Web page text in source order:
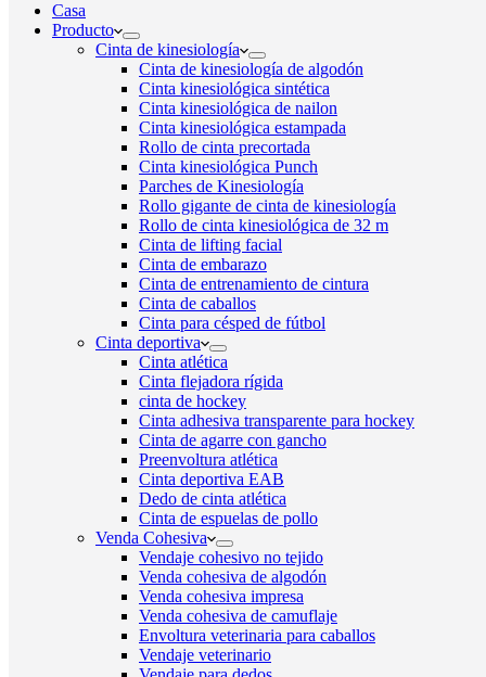
Casa
Producto
Cinta de kinesiología
Cinta de kinesiología de algodón
Cinta kinesiológica sintética
Cinta kinesiológica de nailon
Cinta kinesiológica estampada
Rollo de cinta precortada
Cinta kinesiológica Punch
Parches de Kinesiología
Rollo gigante de cinta de kinesiología
Rollo de cinta kinesiológica de 32 m
Cinta de lifting facial
Cinta de embarazo
Cinta de entrenamiento de cintura
Cinta de caballos
Cinta para césped de fútbol
Cinta deportiva
Cinta atlética
Cinta flejadora rígida
cinta de hockey
Cinta adhesiva transparente para hockey
Cinta de agarre con gancho
Preenvoltura atlética
Cinta deportiva EAB
Dedo de cinta atlética
Cinta de espuelas de pollo
Venda Cohesiva
Vendaje cohesivo no tejido
Venda cohesiva de algodón
Venda cohesiva impresa
Venda cohesiva de camuflaje
Envoltura veterinaria para caballos
Vendaje veterinario